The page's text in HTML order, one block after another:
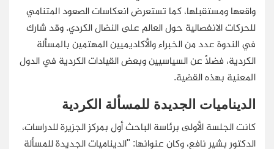
واقعها ومستقبلها، كما تستعرض انعكاسات الصعود المتنامي
للحركات الانفصالية حول العالم على النضال الكردي. وقد شارك
في الندوة عدد من الخبراء والأكاديميين المهتمين بالمسألة
الكردية، فضلًا عن السياسيين وبعض القيادات الكردية في الدول
المعنية بهذه القضية.
الديناميات الجديدة للمسألة الكردية
كانت الجلسة الأولى برئاسة الباحث أول بمركز الجزيرة للدراسات،
الدكتور بشير نافع، وكان عنوانها: "الديناميات الجديدة للمسألة